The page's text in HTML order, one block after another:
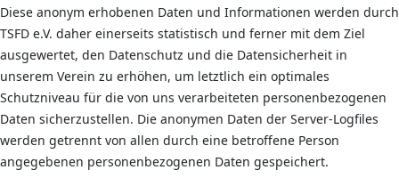
Diese anonym erhobenen Daten und Informationen werden durch
TSFD e.V. daher einerseits statistisch und ferner mit dem Ziel
ausgewertet, den Datenschutz und die Datensicherheit in
unserem Verein zu erhöhen, um letztlich ein optimales
Schutzniveau für die von uns verarbeiteten personenbezogenen
Daten sicherzustellen. Die anonymen Daten der Server-Logfiles
werden getrennt von allen durch eine betroffene Person
angegebenen personenbezogenen Daten gespeichert.